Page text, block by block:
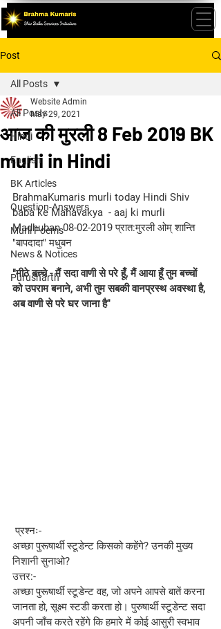
Post
All Posts
Hindi
English
BK Articles
Question-Answers
Murli Poems
News & Notices
Purusharth
All Posts
आज की मुरली 8 Feb 2019 BK
murli in Hindi
Website Admin
May 29, 2021
BrahmaKumaris murli today Hindi Shiv
baba ke Mahavakya  - aaj ki murli
Madhuban 08-02-2019 प्रात:मुरली ओम् शान्ति
"बापदादा" मधुबन
"मीठे बच्चे - मैं सदा वाणी से परे हूँ, मैं आया हूँ तुम बच्चों
को उपराम बनाने, अभी तुम सबकी वानप्रस्थ अवस्था है,
अब वाणी से परे घर जाना है''
प्रश्नः-
अच्छा पुरूषार्थी स्टूडेन्ट किसको कहेंगे? उनकी मुख्य
निशानी सुनाओ?
उत्तर:-
अच्छा पुरूषार्थी स्टूडेन्ट वह, जो अपने आपसे बातें करना
जानता हो, सूक्ष्म स्टडी करता हो। पुरुषार्थी स्टूडेन्ट सदा
अपनी जाँच करते रहेंगे कि हमारे में कोई आसुरी स्वभाव